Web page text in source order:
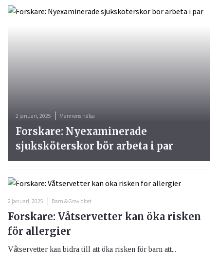
2 januari, 2025 Barn & Graviditet
Forskare: Våtservetter kan öka risken
för allergier
Våtservetter kan bidra till att öka risken för barn att...
2 januari, 2025 Mannens hälsa
Forskare: Nyexaminerade
sjuksköterskor bör arbeta i par